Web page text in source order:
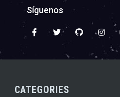
Síguenos
CATEGORIES